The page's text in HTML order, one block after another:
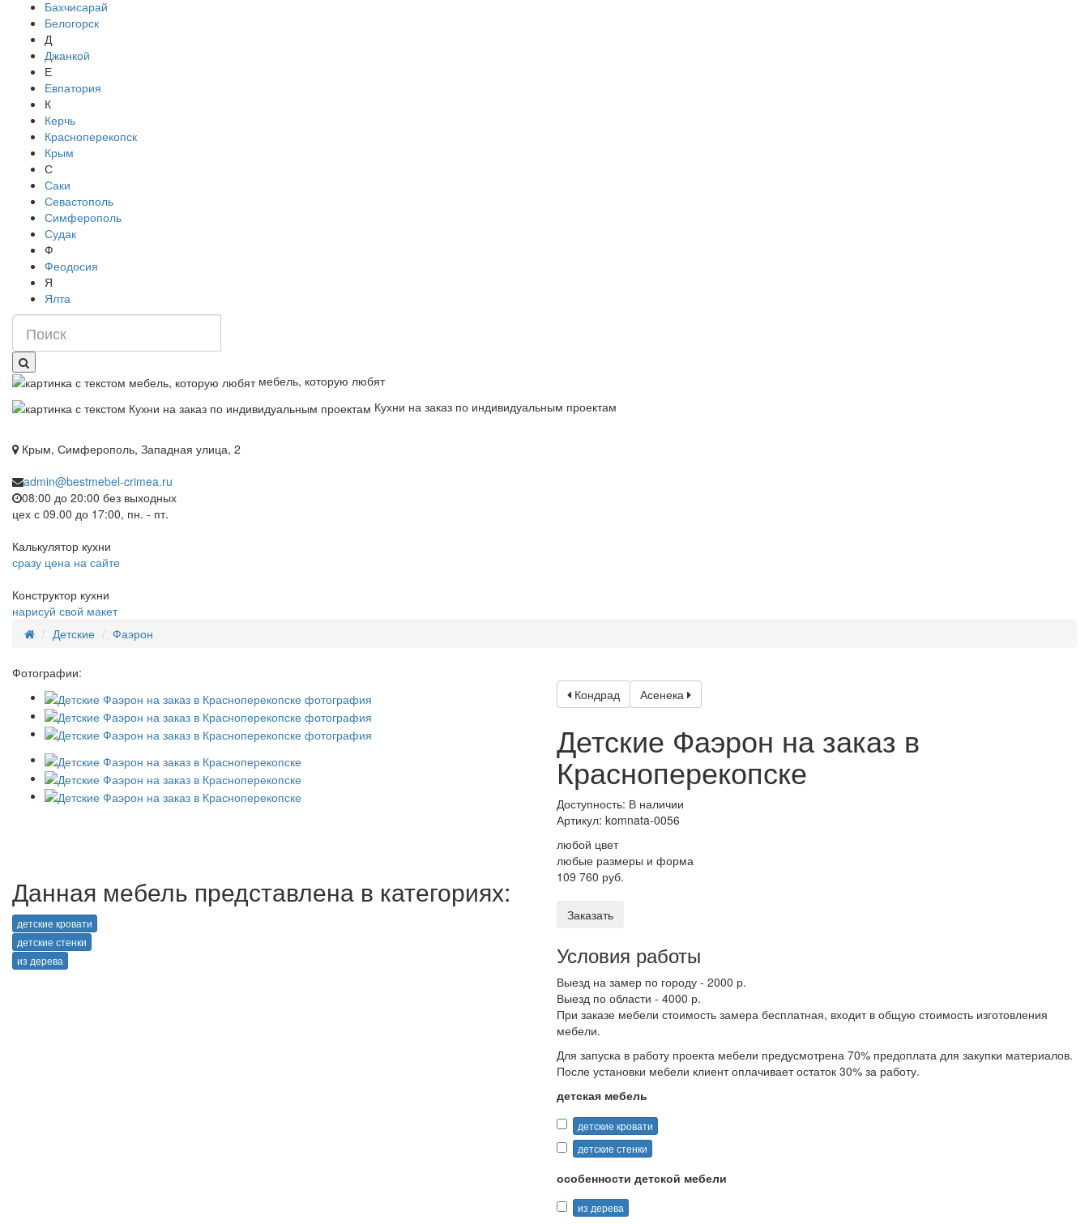
Бахчисарай
Белогорск
Д
Джанкой
Е
Евпатория
К
Керчь
Красноперекопск
Крым
С
Саки
Севастополь
Симферополь
Судак
Ф
Феодосия
Я
Ялта
мебель, которую любят
Кухни на заказ по индивидуальным проектам
Крым, Симферополь, Западная улица, 2
admin@bestmebel-crimea.ru
08:00 до 20:00 без выходных
цех с 09.00 до 17:00, пн. - пт.
Калькулятор кухни
сразу цена на сайте
Конструктор кухни
нарисуй свой макет
Детские
Фаэрон
Фотографии:
Данная мебель представлена в категориях:
детские кровати
детские стенки
из дерева
Кондрад Асенека
Детские Фаэрон на заказ в
Красноперекопске
Доступность: В наличии
Артикул: komnata-0056
любой цвет
любые размеры и форма
109 760 руб.
Заказать
Условия работы
Выезд на замер по городу - 2000 р.
Выезд по области - 4000 р.
При заказе мебели стоимость замера бесплатная, входит в общую стоимость изготовления
мебели.
Для запуска в работу проекта мебели предусмотрена 70% предоплата для закупки материалов.
После установки мебели клиент оплачивает остаток 30% за работу.
детская мебель
детские кровати
детские стенки
особенности детской мебели
из дерева